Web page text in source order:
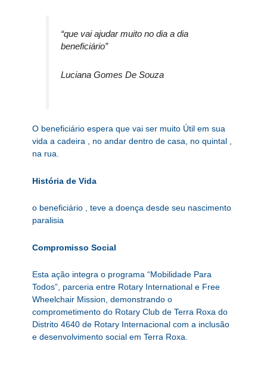
“que vai ajudar muito no dia a dia
beneficiário”
Luciana Gomes De Souza
O beneficiário espera que vai ser muito Útil em sua
vida a cadeira , no andar dentro de casa, no quintal ,
na rua.
História de Vida
o beneficiário , teve a doença desde seu nascimento
paralisia
Compromisso Social
Esta ação integra o programa “Mobilidade Para
Todos”, parceria entre Rotary International e Free
Wheelchair Mission, demonstrando o
comprometimento do Rotary Club de Terra Roxa do
Distrito 4640 de Rotary Internacional com a inclusão
e desenvolvimento social em Terra Roxa.